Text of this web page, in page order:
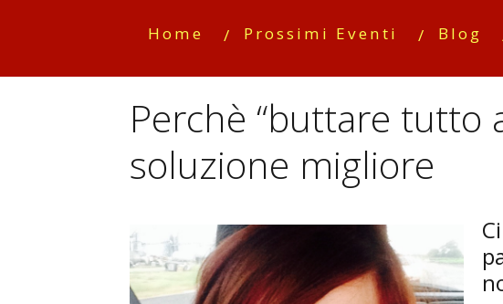
Home Prossimi Eventi Blog
Perchè “buttare tutto
soluzione migliore